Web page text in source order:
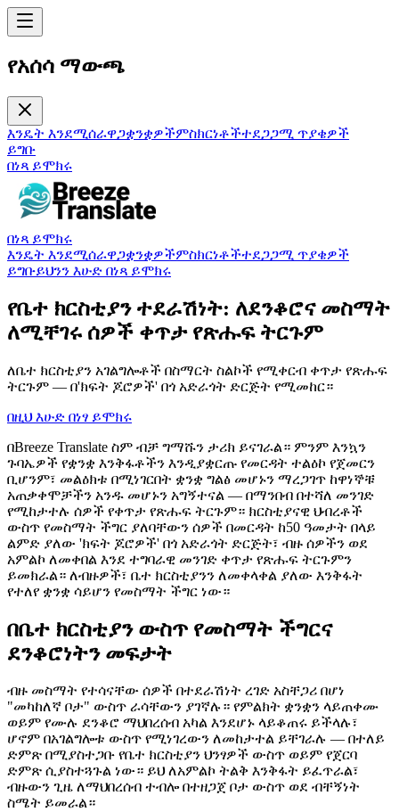
የአሰሳ ማውጫ
እንዴት እንደሚሰራዋጋቋንቋዎችምስክርነቶችተደጋጋሚ ጥያቄዎች
ይግቡ
በነጻ ይሞክሩ
በነጻ ይሞክሩ
እንዴት እንደሚሰራዋጋቋንቋዎችምስክርነቶችተደጋጋሚ ጥያቄዎች
ይግቡይህንን እሁድ በነጻ ይሞክሩ
የቤተ ክርስቲያን ተደራሽነት: ለደንቆሮና መስማት
ለሚቸገሩ ሰዎች ቀጥታ የጽሑፍ ትርጉም
ለቤተ ክርስቲያን አገልግሎቶች በስማርት ስልኮች የሚቀርብ ቀጥታ የጽሑፍ
ትርጉም — በ'ክፍት ጆሮዎች' በጎ አድራጎት ድርጅት የሚመከር።
በዚህ እሁድ በነፃ ይሞክሩ
በBreeze Translate ስም ብቻ ግማሹን ታሪክ ይናገራል። ምንም እንኳን
ጉባኤዎች የቋንቋ እንቅፋቶችን እንዲያቋርጡ የመርዳት ተልዕኮ የጀመርን
ቢሆንም፣ መልዕክቱ በሚነገርበት ቋንቋ ግልፅ መሆኑን ማረጋገጥ ከዋነኞቹ
አጠቃቀሞቻችን አንዱ መሆኑን አግኝተናል — በማንበብ በተሻለ መንገድ
የሚከታተሉ ሰዎች የቀጥታ የጽሑፍ ትርጉም። ክርስቲያናዊ ህብረቶች
ውስጥ የመስማት ችግር ያለባቸውን ሰዎች በመርዳት ከ50 ዓመታት በላይ
ልምድ ያለው 'ክፍት ጆሮዎች' በጎ አድራጎት ድርጅት፣ ብዙ ሰዎችን ወደ
አምልኮ ለመቀበል እንደ ተግባራዊ መንገድ ቀጥታ የጽሑፍ ትርጉምን
ይመክራል። ለብዙዎች፣ ቤተ ክርስቲያንን ለመቀላቀል ያለው እንቅፋት
የተለየ ቋንቋ ሳይሆን የመስማት ችግር ነው።
በቤተ ክርስቲያን ውስጥ የመስማት ችግርና
ደንቆሮነትን መፍታት
ብዙ መስማት የተሳናቸው ሰዎች በተደራሽነት ረገድ አስቸጋሪ በሆነ
"መካከለኛ ቦታ" ውስጥ ራሳቸውን ያገኛሉ። የምልክት ቋንቋን ላይጠቀሙ
ወይም የሙሉ ደንቆሮ ማህበረሰብ አካል እንደሆኑ ላይቆጠሩ ይችላሉ፣
ሆኖም በአገልግሎቱ ውስጥ የሚነገረውን ለመከታተል ይቸገራሉ — በተለይ
ድምጽ በሚያስተጋቡ የቤተ ክርስቲያን ህንፃዎች ውስጥ ወይም የጀርባ
ድምጽ ሲያስተጓጉል ነው። ይህ ለአምልኮ ትልቅ እንቅፋት ይፈጥራል፣
ብዙውን ጊዜ ለማህበረሰብ ተብሎ በተዘጋጀ ቦታ ውስጥ ወደ ብቸኝነት
ስሜት ይመራል።